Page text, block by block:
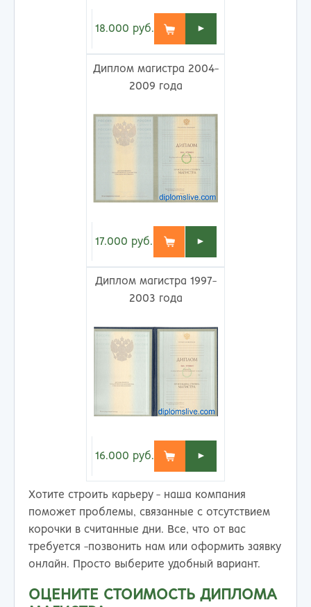
18.000 руб. ►
Диплом магистра 2004-
2009 года
17.000 руб. ►
Диплом магистра 1997-
2003 года
16.000 руб. ►
Хотите строить карьеру - наша компания
поможет проблемы, связанные с отсутствием
корочки в считанные дни. Все, что от вас
требуется -позвонить нам или оформить заявку
онлайн. Просто выберите удобный вариант.
ОЦЕНИТЕ СТОИМОСТЬ ДИПЛОМА